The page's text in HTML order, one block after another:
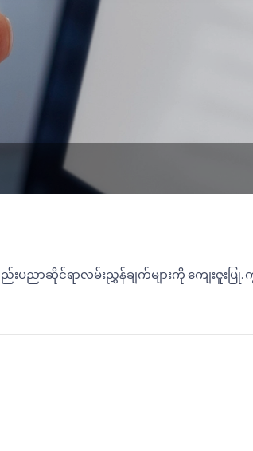
ဆိုင်ရာလမ်းညွှန်ချက်များကို ကျေးဇူးပြု.